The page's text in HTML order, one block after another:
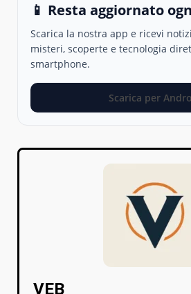
📱 Resta aggiornato
Scarica la nostra app e ricevi
misteri, scoperte e tecnologia
smartphone.
Scarica per
VEB